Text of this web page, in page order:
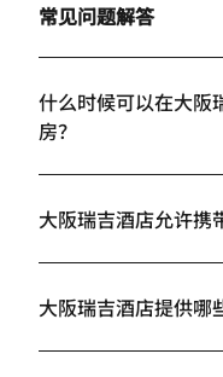
常见问题解答
什么时候可以在大阪
房？
大阪瑞吉酒店允许携
大阪瑞吉酒店提供哪